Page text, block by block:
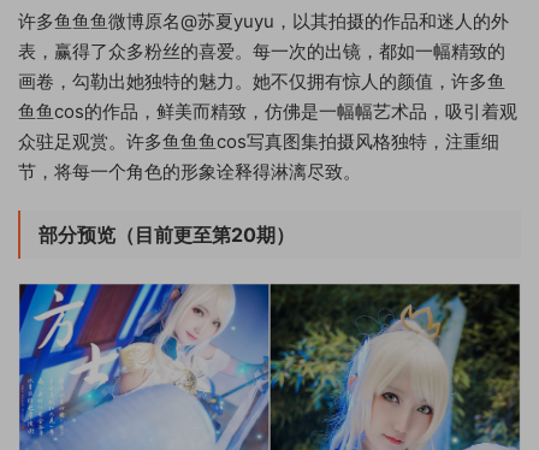
许多鱼鱼鱼微博原名@苏夏yuyu，以其拍摄的作品和迷人的外
表，赢得了众多粉丝的喜爱。每一次的出镜，都如一幅精致的
画卷，勾勒出她独特的魅力。她不仅拥有惊人的颜值，许多鱼
鱼鱼cos的作品，鲜美而精致，仿佛是一幅幅艺术品，吸引着观
众驻足观赏。许多鱼鱼鱼cos写真图集拍摄风格独特，注重细
节，将每一个角色的形象诠释得淋漓尽致。
部分预览（目前更至第20期）